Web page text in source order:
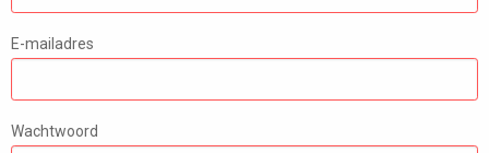
E-mailadres
Wachtwoord